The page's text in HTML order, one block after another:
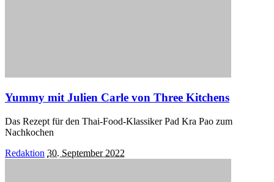
Yummy mit Julien Carle von Three Kitchens
Das Rezept für den Thai-Food-Klassiker Pad Kra Pao zum
Nachkochen
Posted
Redaktion 30. September 2022